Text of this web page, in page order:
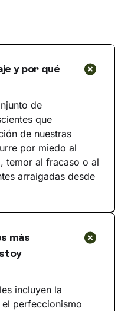
y por qué
de
que
de nuestras
por miedo al
temor al fracaso o al
arraigadas desde
más
incluyen la
perfeccionismo